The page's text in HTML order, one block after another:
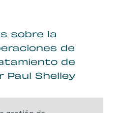
sobre la
de
de
Paul Shelley